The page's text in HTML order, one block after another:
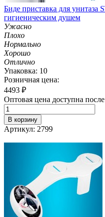
Биде приставка для
гигиеническим душем
Ужасно
Плохо
Нормально
Хорошо
Отлично
Упаковка: 10
Розничная цена:
4493 ₽
Оптовая цена доступна
В корзину
Артикул: 2799